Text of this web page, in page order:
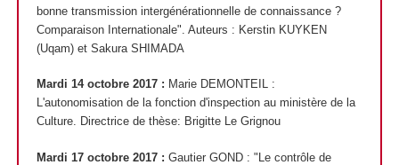
bonne transmission intergénérationnelle de connaissance ?
Comparaison Internationale". Auteurs : Kerstin KUYKEN
(Uqam) et Sakura SHIMADA
Mardi 14 octobre 2017 : Marie DEMONTEIL :
L'autonomisation de la fonction d'inspection au ministère de la
Culture. Directrice de thèse: Brigitte Le Grignou
Mardi 17 octobre 2017 : Gautier GOND : "Le contrôle de